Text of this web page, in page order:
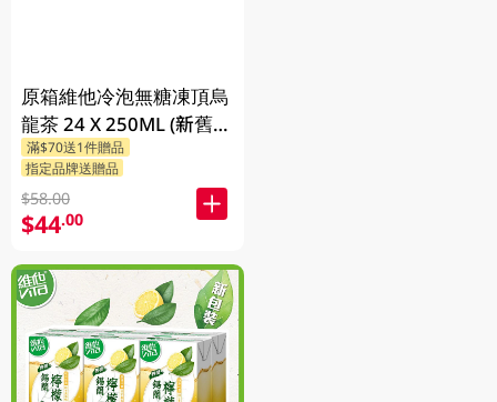
原箱維他冷泡無糖凍頂烏
龍茶 24 X 250ML (新舊包
裝隨機發貨)
滿$70送1件贈品
指定品牌送贈品
$58.00
$44.00